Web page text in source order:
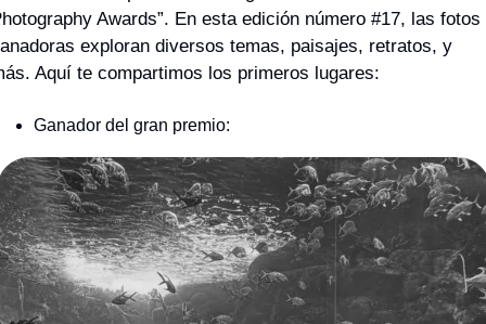
Awards”. En esta edición número #17, las fotos
exploran diversos temas, paisajes, retratos, y
Aquí te compartimos los primeros lugares:
Ganador del gran premio: